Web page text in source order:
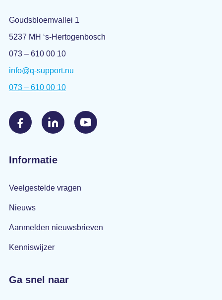
Goudsbloemvallei 1
5237 MH ‘s-Hertogenbosch
073 – 610 00 10
info@q-support.nu
073 – 610 00 10
Informatie
Veelgestelde vragen
Nieuws
Aanmelden nieuwsbrieven
Kenniswijzer
Ga snel naar